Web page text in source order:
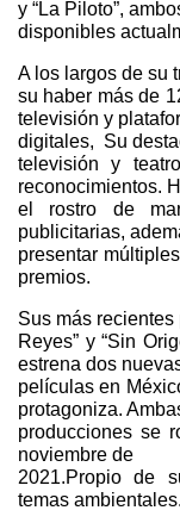
y “La Piloto”,
disponibles
A los largos de su
su haber más de
televisión y
digitales, Su
televisión y
reconocimientos.
el rostro de
publicitarias,
presentar
premios.
Sus más
Reyes” y “Sin
estrena dos
películas en
protagoniza.
producciones se
noviembre de
2021.Propio de
temas ambientales.